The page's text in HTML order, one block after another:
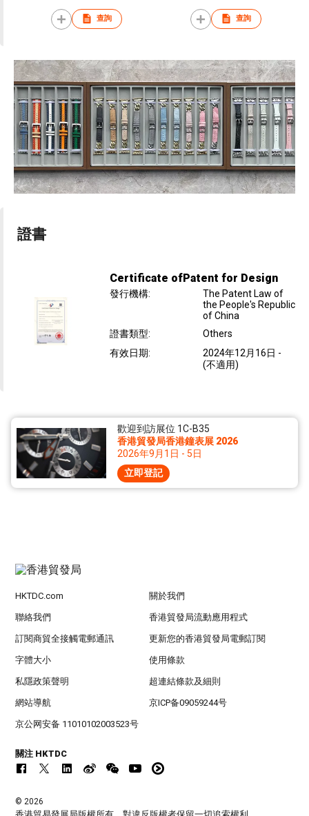
查詢 查詢
證書
Certificate ofPatent for Design
發行機構:
The Patent Law of
the People's Republic
of China
證書類型:
Others
有效日期: 2024年12月16日 -
(不適用)
歡迎到訪展位 1C-B35
香港貿發局香港鐘表展 2026
2026年9月1日 - 5日
立即登記
HKTDC.com 關於我們
聯絡我們 香港貿發局流動應用程式
訂閱商貿全接觸電郵通訊 更新您的香港貿發局電郵訂閱
字體大小 使用條款
私隱政策聲明 超連結條款及細則
網站導航 京ICP备09059244号
京公网安备 11010102003523号
關注 HKTDC
© 2026